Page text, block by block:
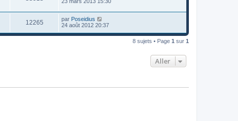
12265 par Poseidius
24 août 2012 20:37
8 sujets • Page 1 sur 1
Aller